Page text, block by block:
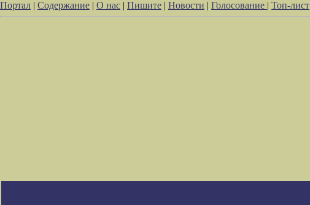
Портал | Содержание | О нас | Пишите | Новости | Голосование | Топ-лист